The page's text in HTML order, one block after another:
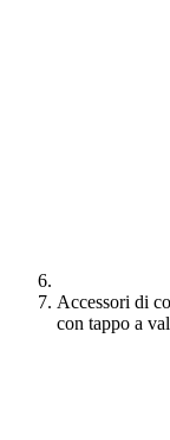
Accessori di
con tappo a